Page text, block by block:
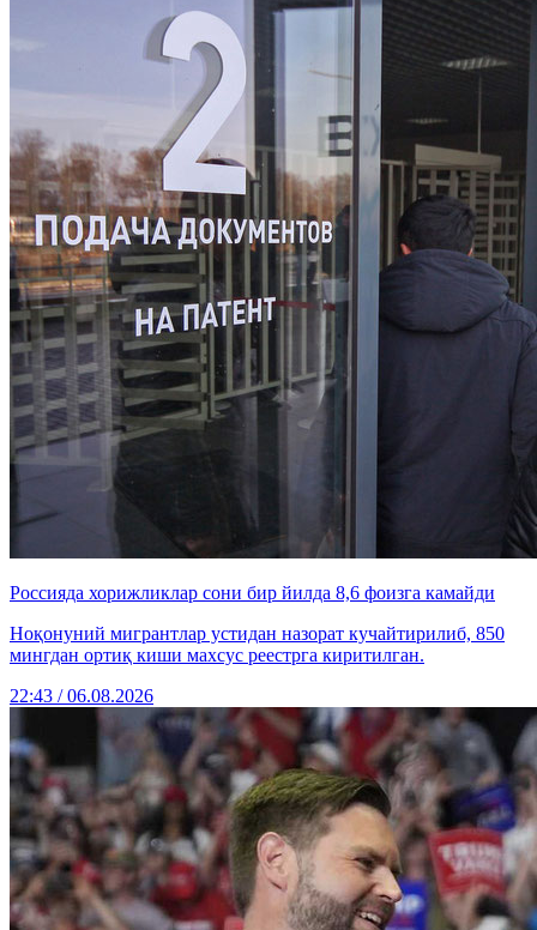
Россияда хорижликлар сони бир йилда 8,6 фоизга камайди
Ноқонуний мигрантлар устидан назорат кучайтирилиб, 850
мингдан ортиқ киши махсус реестрга киритилган.
22:43 / 06.08.2026